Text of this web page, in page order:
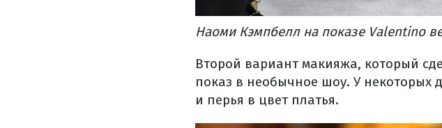
Наоми Кэмпбелл на показе Valentino
Второй вариант макияжа, который
показ в необычное шоу. У
и перья в цвет платья.